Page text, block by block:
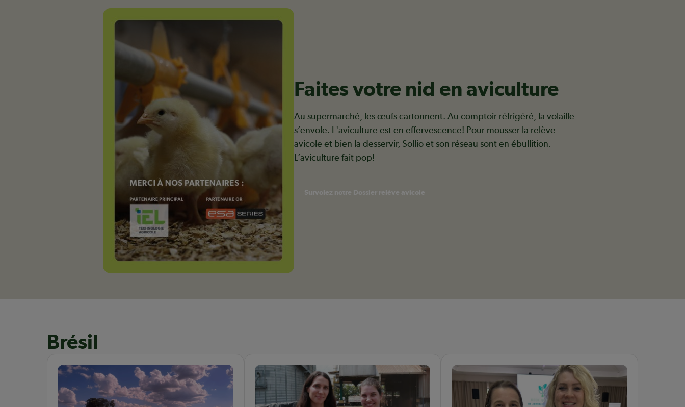
Faites votre nid en aviculture
Au supermarché, les œufs cartonnent. Au comptoir réfrigéré, la volaille
s’envole. L'aviculture est en effervescence! Pour mousser la relève
avicole et bien la desservir, Sollio et son réseau sont en ébullition.
L’aviculture fait pop!
Survolez notre Dossier relève avicole
Brésil